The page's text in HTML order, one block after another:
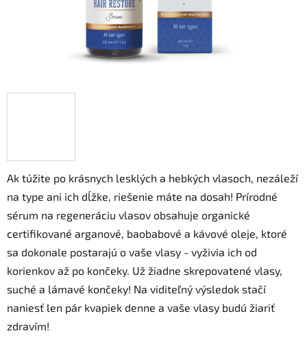
Ak túžite po krásnych lesklých a hebkých vlasoch, nezáleží
na type ani ich dĺžke, riešenie máte na dosah! Prírodné
sérum na regeneráciu vlasov obsahuje organické
certifikované arganové, baobabové a kávové oleje, ktoré
sa dokonale postarajú o vaše vlasy - vyživia ich od
korienkov až po končeky. Už žiadne skrepovatené vlasy,
suché a lámavé končeky! Na viditeľný výsledok stačí
naniesť len pár kvapiek denne a vaše vlasy budú žiariť
zdravím!